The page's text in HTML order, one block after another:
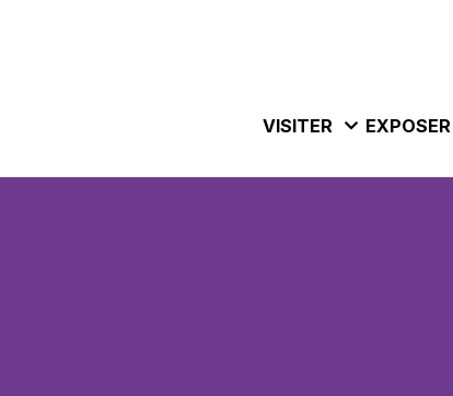
VISITER EXPOSER